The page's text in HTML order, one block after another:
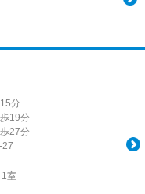
分
19分
27分
27
1室